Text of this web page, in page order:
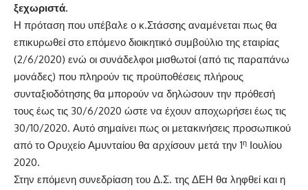
ξεχωριστά.
Η πρόταση που υπέβαλε ο κ.Στάσσης αναμένεται πως θα
επικυρωθεί στο επόμενο διοικητικό συμβούλιο της εταιρίας
(2/6/2020) ενώ οι συνάδελφοι μισθωτοί (από τις παραπάνω
μονάδες) που πληρούν τις προϋποθέσεις πλήρους
συνταξιοδότησης θα μπορούν να δηλώσουν την πρόθεσή
τους έως τις 30/6/2020 ώστε να έχουν αποχωρήσει έως τις
30/10/2020. Αυτό σημαίνει πως οι μετακινήσεις προσωπικού
από το Ορυχείο Αμυνταίου θα αρχίσουν μετά την 1η Ιουλίου
2020.
Στην επόμενη συνεδρίαση του Δ.Σ. της ΔΕΗ θα ληφθεί και η